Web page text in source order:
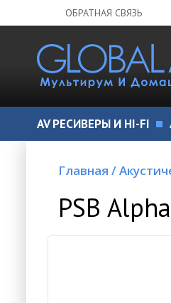
ОБРАТНАЯ СВЯЗЬ
AV РЕСИВЕРЫ И HI-FI
Главная /
PSB